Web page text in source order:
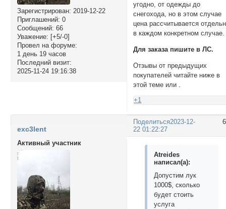
Зарегистрирован: 2019-12-22
Приглашений: 0
Сообщений: 66
Уважение: [+5/-0]
Провел на форуме:
1 день 19 часов
Последний визит:
2025-11-24 19:16:38
угодно, от одежды до
снегохода, но в этом случае
цена рассчитывается
в каждом конкретном случае.
Для заказа пишите в ЛС.
Отзывы от предыдущих
покупателей читайте ниже в
этой теме или
+1
Поделиться2023-12-
22 01:22:27
exc3lent
Активный участник
Atreides
написал(а):
Допустим лук
1000$, сколько
будет стоить
услуга